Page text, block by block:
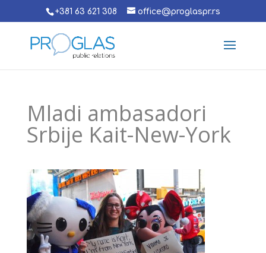
+381 63 621 308 office@proglaspr.rs
Mladi ambasadori
Srbije Kait-New-York